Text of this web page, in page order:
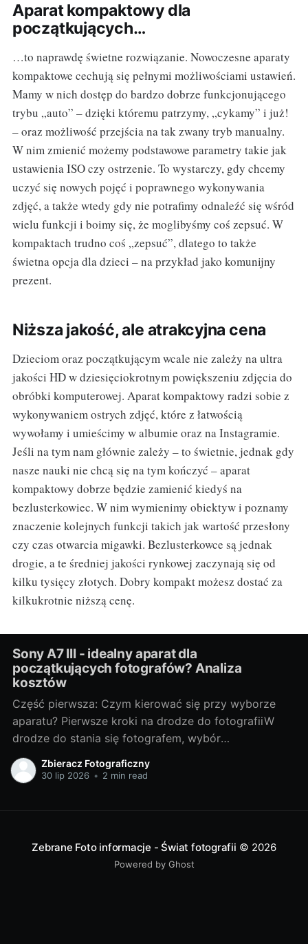
Aparat kompaktowy dla
początkujących…
…to naprawdę świetne rozwiązanie. Nowoczesne aparaty
kompaktowe cechują się pełnymi możliwościami ustawień.
Mamy w nich dostęp do bardzo dobrze funkcjonującego
trybu „auto” – dzięki któremu patrzymy, „cykamy” i już!
– oraz możliwość przejścia na tak zwany tryb manualny.
W nim zmienić możemy podstawowe parametry takie jak
ustawienia ISO czy ostrzenie. To wystarczy, gdy chcemy
uczyć się nowych pojęć i poprawnego wykonywania
zdjęć, a także wtedy gdy nie potrafimy odnaleźć się wśród
wielu funkcji i boimy się, że moglibyśmy coś zepsuć. W
kompaktach trudno coś „zepsuć”, dlatego to także
świetna opcja dla dzieci – na przykład jako komunijny
prezent.
Niższa jakość, ale atrakcyjna cena
Dzieciom oraz początkującym wcale nie zależy na ultra
jakości HD w dziesięciokrotnym powiększeniu zdjęcia do
obróbki komputerowej. Aparat kompaktowy radzi sobie z
wykonywaniem ostrych zdjęć, które z łatwością
wywołamy i umieścimy w albumie oraz na Instagramie.
Jeśli na tym nam głównie zależy – to świetnie, jednak gdy
nasze nauki nie chcą się na tym kończyć – aparat
kompaktowy dobrze będzie zamienić kiedyś na
bezlusterkowiec. W nim wymienimy obiektyw i poznamy
znaczenie kolejnych funkcji takich jak wartość przesłony
czy czas otwarcia migawki. Bezlusterkowce są jednak
drogie, a te średniej jakości rynkowej zaczynają się od
kilku tysięcy złotych. Dobry kompakt możesz dostać za
kilkukrotnie niższą cenę.
Sony A7 III - idealny aparat dla
początkujących fotografów? Analiza
kosztów
Część pierwsza: Czym kierować się przy wyborze
aparatu? Pierwsze kroki na drodze do fotografiiW
drodze do stania się fotografem, wybór
odpowiedniego sprzętu jest jednym z
najważniejszych kroków. Bez względu na to, czy
Zbieracz Fotograficzny
30 lip 2026 • 2 min read
Zebrane Foto informacje - Świat fotografii © 2026
Powered by Ghost